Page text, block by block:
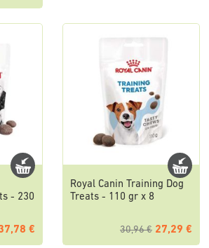
- 230
€
Royal Canin Training Dog
Treats - 110 gr x 8
30,96 € 27,29 €